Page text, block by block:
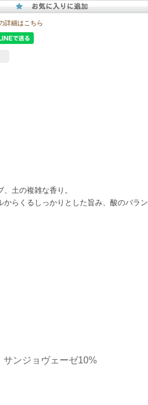
詳細はこちら
土の複雑な香り。
らくるしっかりとした旨み、酸のバラン
ンジョヴェーゼ10%